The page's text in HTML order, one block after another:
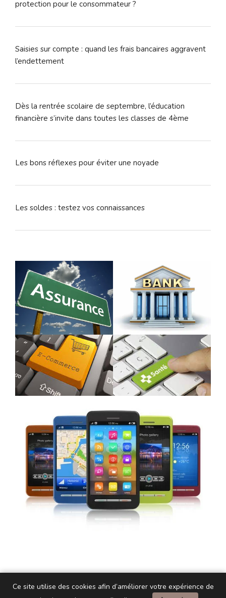
protection pour le consommateur ?
Saisies sur compte : quand les frais bancaires aggravent
l’endettement
Dès la rentrée scolaire de septembre, l’éducation
financière s’invite dans toutes les classes de 4ème
Les bons réflexes pour éviter une noyade
Les soldes : testez vos connaissances
Ce site utilise des cookies afin d’améliorer votre expérience de